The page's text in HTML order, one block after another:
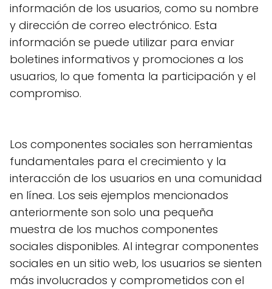
información de los usuarios, como su nombre
y dirección de correo electrónico. Esta
información se puede utilizar para enviar
boletines informativos y promociones a los
usuarios, lo que fomenta la participación y el
compromiso.
Los componentes sociales son herramientas
fundamentales para el crecimiento y la
interacción de los usuarios en una comunidad
en línea. Los seis ejemplos mencionados
anteriormente son solo una pequeña
muestra de los muchos componentes
sociales disponibles. Al integrar componentes
sociales en un sitio web, los usuarios se sienten
más involucrados y comprometidos con el